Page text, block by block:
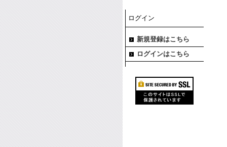
ログイン
新規登録はこちら
ログインはこちら